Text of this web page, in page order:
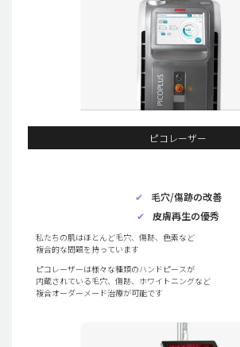
ピコレーザー
✔
毛穴/傷跡の改善
✔
皮膚再生の優秀
私たちの肌はほとんど毛穴、傷跡、色素など
複合的な問題を持っています
ピコレーザーは様々な種類のハンドピースが
内蔵されている毛穴、傷跡、ホワイトニングなど
複合オーダーメード治療が可能です